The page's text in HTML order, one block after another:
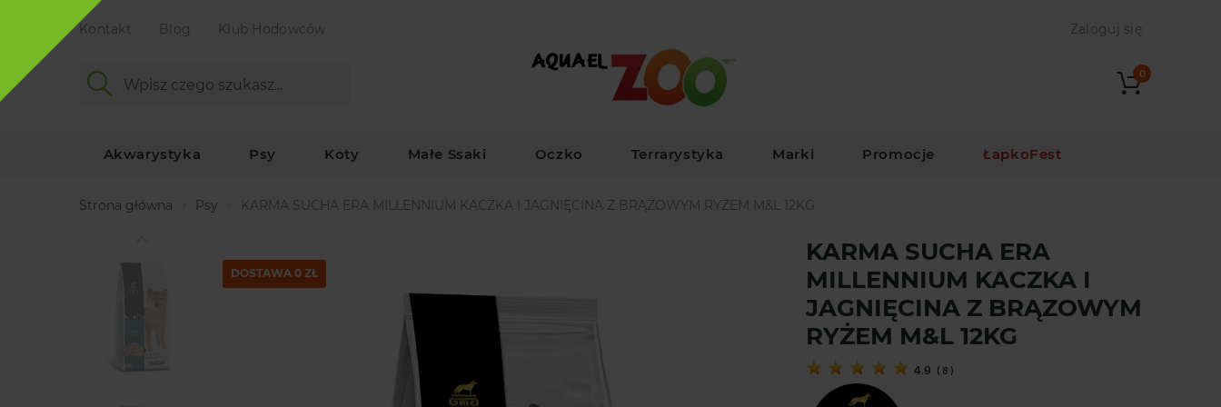
Kontakt Blog Klub Hodowców Zaloguj się
0
Akwarystyka Psy Koty Małe Ssaki Oczko Terrarystyka Marki Promocje ŁapkoFest
Strona główna Psy KARMA SUCHA ERA MILLENNIUM KACZKA I JAGNIĘCINA Z BRĄZOWYM RYŻEM M&L 12KG
DOSTAWA 0 ZŁ
KARMA SUCHA ERA
MILLENNIUM KACZKA I
JAGNIĘCINA Z BRĄZOWYM
RYŻEM M&L 12KG
4.9 ( 8 )